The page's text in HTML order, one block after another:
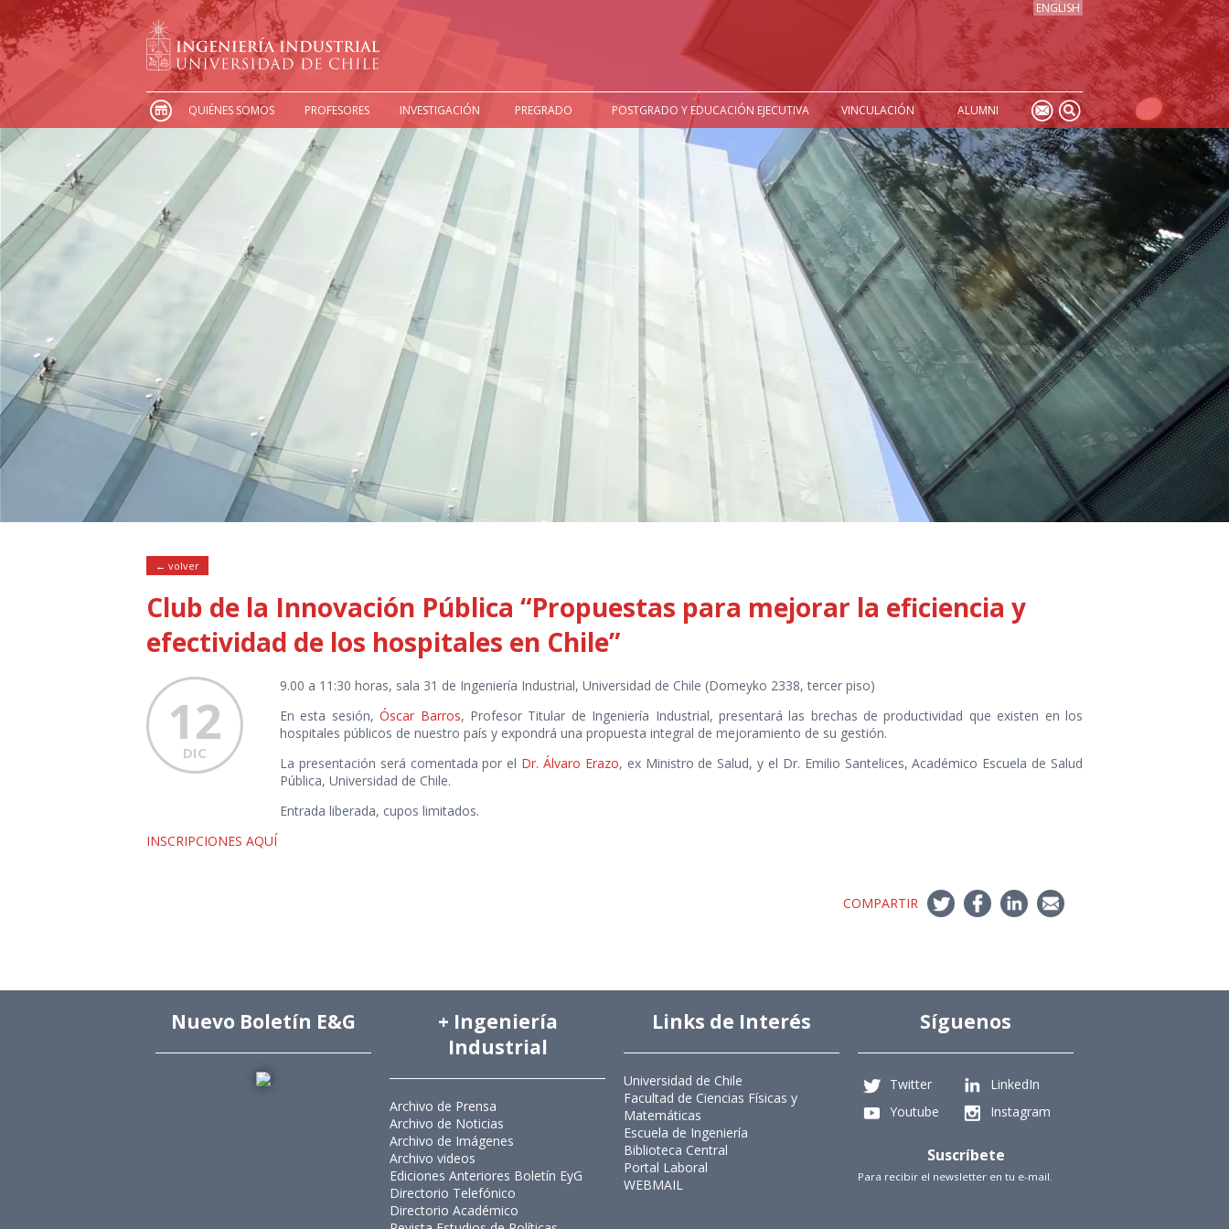
ENGLISH
QUIÉNES SOMOS PROFESORES INVESTIGACIÓN PREGRADO POSTGRADO Y EDUCACIÓN EJECUTIVA VINCULACIÓN ALUMNI
← volver
Club de la Innovación Pública “Propuestas para mejorar la eficiencia y
efectividad de los hospitales en Chile”
12
DIC
9.00 a 11:30 horas, sala 31 de Ingeniería Industrial, Universidad de Chile (Domeyko 2338, tercer piso)
En esta sesión,Óscar Barros, Profesor Titular de Ingeniería Industrial, presentará las brechas de productividad que existen en los
hospitales públicos de nuestro país y expondrá una propuesta integral de mejoramiento de su gestión.
La presentación será comentada por el Dr. Álvaro Erazo, ex Ministro de Salud, y el Dr. Emilio Santelices, Académico Escuela de Salud
Pública, Universidad de Chile.
Entrada liberada, cupos limitados.
INSCRIPCIONES AQUÍ
COMPARTIR
Nuevo Boletín E&G
+ Ingeniería
Industrial
Archivo de Prensa
Archivo de Noticias
Archivo de Imágenes
Archivo videos
Ediciones Anteriores Boletín EyG
Directorio Telefónico
Directorio Académico
Links de Interés
Universidad de Chile
Facultad de Ciencias Físicas y
Matemáticas
Escuela de Ingeniería
Biblioteca Central
Portal Laboral
WEBMAIL
Síguenos
Twitter
LinkedIn
Youtube
Instagram
Suscríbete
Para recibir el newsletter en tu e-mail.